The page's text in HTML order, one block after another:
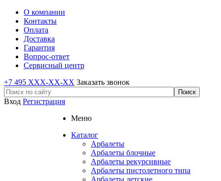
О компании
Контакты
Оплата
Доставка
Гарантия
Вопрос-ответ
Сервисный центр
+7 495 XXX-XX-XX Заказать звонок
Вход Регистрация
Меню
Каталог
Арбалеты
Арбалеты блочные
Арбалеты рекурсивные
Арбалеты пистолетного типа
Арбалеты детские